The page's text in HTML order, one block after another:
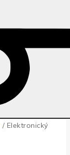
/ Elektronický